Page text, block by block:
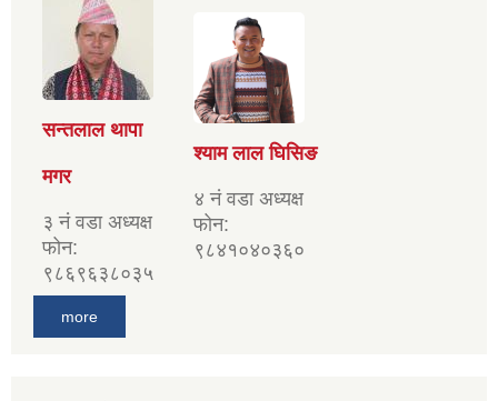
सन्तलाल थापा
मगर
३ नं वडा अध्यक्ष
फोन:
९८६९६३८०३५
श्याम लाल घिसिङ
४ नं वडा अध्यक्ष
फोन:
९८४१०४०३६०
more